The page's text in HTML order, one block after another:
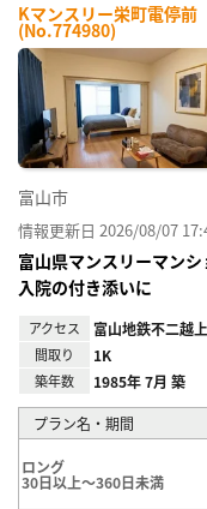
Kマンスリー栄町電停前
(No.774980)
富山市
情報更新日 2026/08/07
富山県マンスリーマン
入院の付き添いに
アクセス 富山地鉄不二越
間取り 1K
築年数 1985年 7月 築
プラン名・期間
ロング
30日以上～360日未満